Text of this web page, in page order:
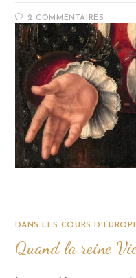
2 COMMENTAIRES
DANS LES COURS
Quand la reine